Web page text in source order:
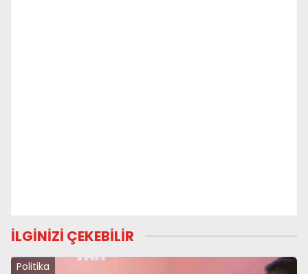
İLGİNİZİ ÇEKEBİLİR
Politika